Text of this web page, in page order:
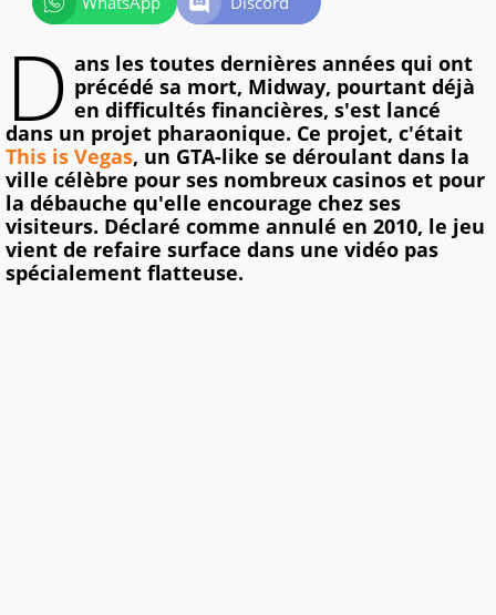
D ans les toutes dernières années qui ont
précédé sa mort, Midway, pourtant déjà
en difficultés financières, s'est lancé
dans un projet pharaonique. Ce projet, c'était
This is Vegas, un GTA-like se déroulant dans la
ville célèbre pour ses nombreux casinos et pour
la débauche qu'elle encourage chez ses
visiteurs. Déclaré comme annulé en 2010, le jeu
vient de refaire surface dans une vidéo pas
spécialement flatteuse.